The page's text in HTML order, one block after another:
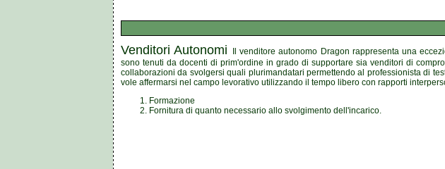
Venditori Autonomi
Il venditore autonomo Dragon rappresenta una
sono tenuti da docenti di prim'ordine in grado di supportare sia venditori di
collaborazioni da svolgersi quali plurimandatari permettendo al professionista di
vole affermarsi nel campo levorativo utilizzando il tempo libero con rapporti
Formazione
Fornitura di quanto necessario allo svolgimento dell'incarico.